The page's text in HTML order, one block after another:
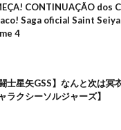
CONTINUAÇÃO dos
Saga oficial Saint
4
闘士星矢GSS】なんと次は冥
ラクシーソルジャーズ】